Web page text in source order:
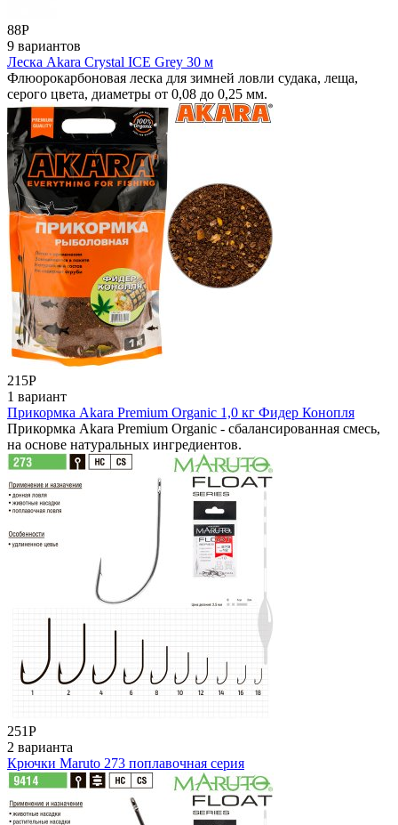
88Р
9 вариантов
Леска Akara Crystal ICE Grey 30 м
Флюорокарбоновая леска для зимней ловли судака, леща,
серого цвета, диаметры от 0,08 до 0,25 мм.
215Р
1 вариант
Прикормка Akara Premium Organic 1,0 кг Фидер Конопля
Прикормка Akara Premium Organic - сбалансированная смесь,
на основе натуральных ингредиентов.
251Р
2 варианта
Крючки Maruto 273 поплавочная серия